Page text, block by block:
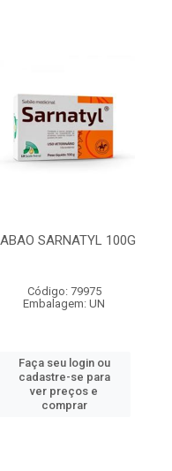
SARNATYL 100G
Código: 79975
Embalagem: UN
Faça seu login ou
cadastre-se para
ver preços e
comprar